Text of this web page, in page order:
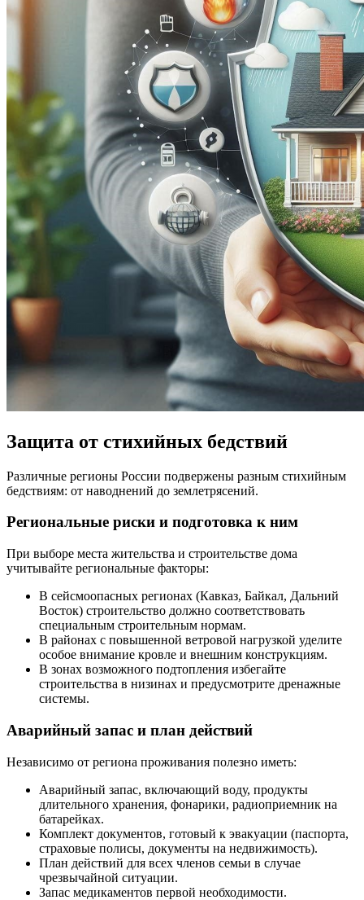
Защита от стихийных бедствий
Различные регионы России подвержены разным стихийным
бедствиям: от наводнений до землетрясений.
Региональные риски и подготовка к ним
При выборе места жительства и строительстве дома
учитывайте региональные факторы:
В сейсмоопасных регионах (Кавказ, Байкал, Дальний
Восток) строительство должно соответствовать
специальным строительным нормам.
В районах с повышенной ветровой нагрузкой уделите
особое внимание кровле и внешним конструкциям.
В зонах возможного подтопления избегайте
строительства в низинах и предусмотрите дренажные
системы.
Аварийный запас и план действий
Независимо от региона проживания полезно иметь:
Аварийный запас, включающий воду, продукты
длительного хранения, фонарики, радиоприемник на
батарейках.
Комплект документов, готовый к эвакуации (паспорта,
страховые полисы, документы на недвижимость).
План действий для всех членов семьи в случае
чрезвычайной ситуации.
Запас медикаментов первой необходимости.